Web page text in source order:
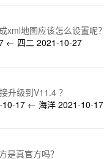
xml地图应该怎么设置呢？
← 四二 2021-10-27
升级到V11.4 ？
10-17 ← 海洋 2021-10-17
是真官方吗？